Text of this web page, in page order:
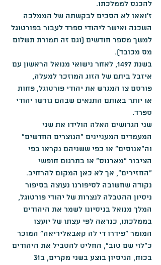
להכנס לממלכתו.
ז'ואאו לא הסכים לבקשתה של הממלכה
השכנה ואישר ליהודי ספרד לעבור בפורטוגל
למשך מספר חודשים (וגם זה תמורת תשלום
מס מכובד).
בשנת 1497, לאחר נישואי מנואל הראשון עם
איזבל ביתם של הזוג המוזכר למעלה,
פורסם צו המגרש את יהודי פורטוגל, פחות
או יותר באותם התנאים שבהם גורשו יהודי
ספרד.
שני הגרושים האלה הולידו את שני
המעמדים המעניינים "הנוצרים החדשים"
וה"אנוסים" או כפי ששניהם נקראו בפי
הציבור "מארנוס" או בתרגום חופשי
"החזירים", אך לא כאן המקום להרחיב.
נקודה שחשובה לסיפורנו נעוצה בסיפור
ניסיון ההטבלה לנצרות של יהודי פורטוגל,
המלך מנואל בניסיונו לשמר את היהודים
בממלכתו, כנראה לפי עצתו של יועצו
המומר "פידרו די לה קאבאליריאה" המוכר
כ"לוי שם טוב", החליט להטביל את היהודים